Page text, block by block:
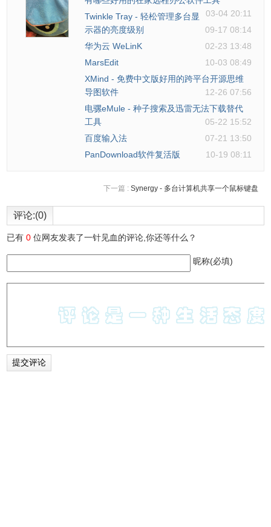
3.模式是English转换中文，如果你需要翻译其他国家的语
言，可以在这里设置新的语言，翻译为中文就选择中文，翻
03-04 20:11
Twinkle Tray - 轻松管理多台显
示器的亮度级别
09-17 08:14
华为云 WeLinK
02-23 13:48
MarsEdit
10-03 08:49
XMind - 免费中文版好用的跨平台开源思维
导图软件
12-26 07:56
电骡eMule - 种子搜索及迅雷无法下载替代
工具
05-22 15:52
百度输入法
07-21 13:50
PanDownload软件复活版
10-19 08:11
下一篇 : Synergy - 多台计算机共享一个鼠标键盘
评论:(0)
已有0 位网友发表了一针见血的评论,你还等什么？
昵称(必填)